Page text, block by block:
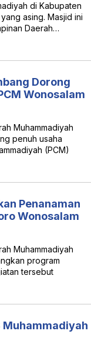
di Kabupaten
asing. Masjid ini
Daerah…
Dorong
Wonosalam
Muhammadiyah
penuh usaha
(PCM)
Penanaman
Wonosalam
Muhammadiyah
program
tersebut
Muhammadiyah